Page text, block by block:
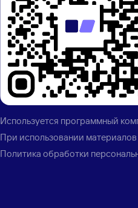
Используется программный
При использовании
Политика обработки